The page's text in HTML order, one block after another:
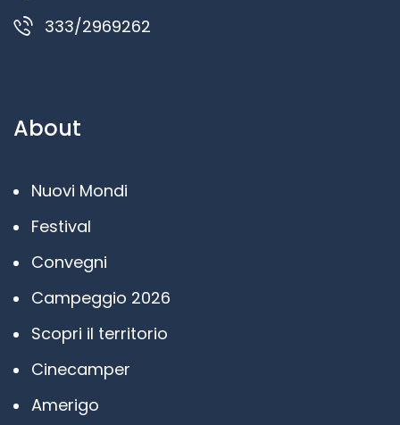
333/2969262
About
Nuovi Mondi
Festival
Convegni
Campeggio 2026
Scopri il territorio
Cinecamper
Amerigo